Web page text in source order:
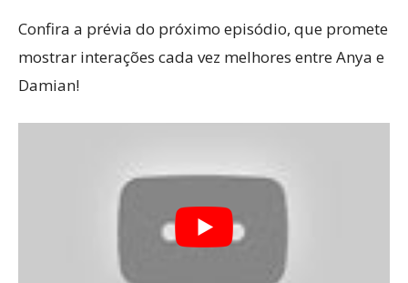
Confira a prévia do próximo episódio, que promete
mostrar interações cada vez melhores entre Anya e
Damian!